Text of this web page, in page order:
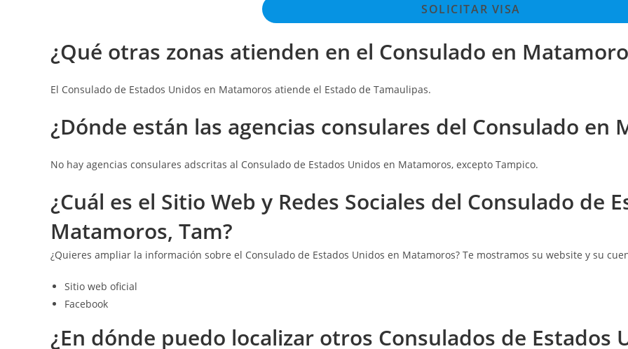
SOLICITAR VISA
¿Qué otras zonas atienden en el Consulado en
El Consulado de Estados Unidos en Matamoros atiende el Estado de Tamaulipas.
¿Dónde están las agencias consulares del Consulado en
No hay agencias consulares adscritas al Consulado de Estados Unidos en Matamoros, excepto Tampico.
¿Cuál es el Sitio Web y Redes Sociales del Consulado de
Matamoros, Tam?
¿Quieres ampliar la información sobre el Consulado de Estados Unidos en Matamoros? Te mostramos su website y su
Sitio web oficial
Facebook
¿En dónde puedo localizar otros Consulados de Estados